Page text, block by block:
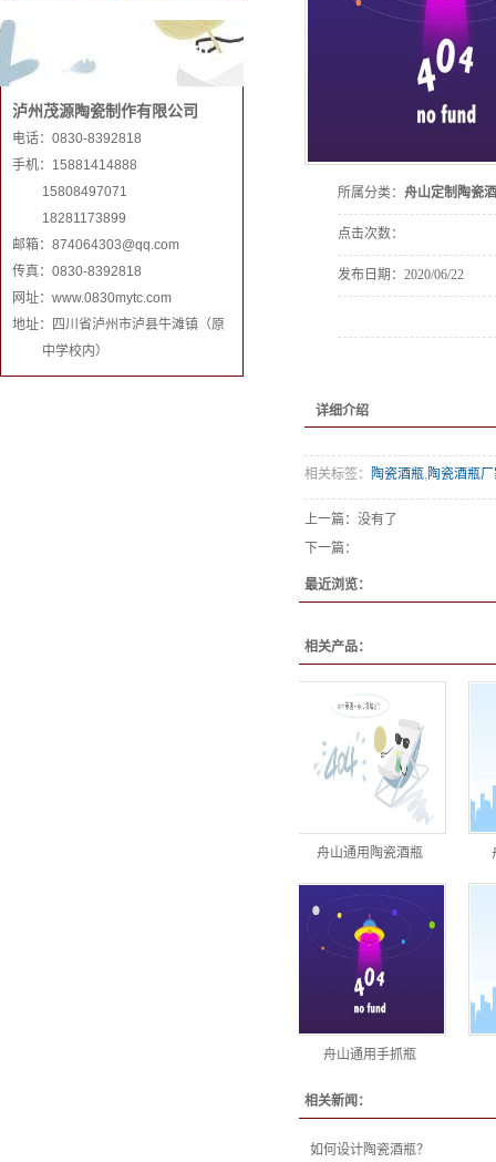
联系和记娱乐手机
泸州茂源陶瓷制作有限公司
电话：0830-8392818
手机：15881414888
15808497071
18281173899
邮箱： 874064303@qq.com
传真：0830-8392818
网址：www.0830mytc.com
地址：四川省泸州市泸县牛滩镇（原
中学校内）
所属分类： 舟山定制陶瓷
点击次数：
发布日期： 2020/06/22
详细介绍
相关标签： 陶瓷酒瓶,陶瓷酒瓶
上一篇：没有了
下一篇：
最近浏览：
相关产品：
舟山通用陶瓷酒瓶
舟山通用手抓瓶
相关新闻：
如何设计陶瓷酒瓶？